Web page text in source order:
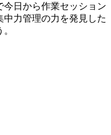
今日から作業セッション
力管理の力を発見した